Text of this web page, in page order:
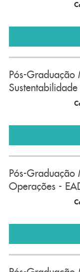
Pós-Graduação
Pós-Graduação
Operações -